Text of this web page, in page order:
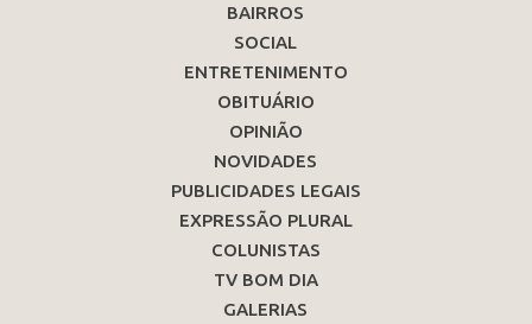
BAIRROS
SOCIAL
ENTRETENIMENTO
OBITUÁRIO
OPINIÃO
NOVIDADES
PUBLICIDADES LEGAIS
EXPRESSÃO PLURAL
COLUNISTAS
TV BOM DIA
GALERIAS